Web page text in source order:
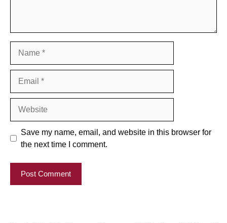
Save my name, email, and website in this browser for
the next time I comment.